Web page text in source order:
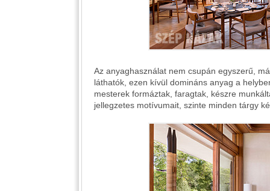
Az anyaghasználat nem csupán egyszerű,
láthatók, ezen kívül domináns anyag a
mesterek formáztak, faragtak, készre
jellegzetes motívumait, szinte minden tárgy